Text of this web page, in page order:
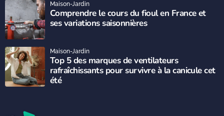
Comprendre le cours du fioul en France et
ses variations saisonnières
Maison-Jardin
Top 5 des marques de ventilateurs
rafraîchissants pour survivre à la canicule cet
été
Maison-Jardin